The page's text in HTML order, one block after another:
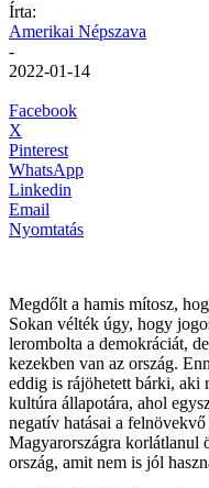
Írta:
Amerikai Népszava
-
2022-01-14
Facebook
X
Pinterest
WhatsApp
Linkedin
Email
Nyomtatás
Megdőlt a hamis mítosz,
Sokan vélték úgy, hogy
lerombolta a demokráciát,
kezekben van az ország.
eddig is rájöhetett bárki, aki
kultúra állapotára, ahol
negatív hatásai a
Magyarországra korlátlanul
ország, amit nem is jól